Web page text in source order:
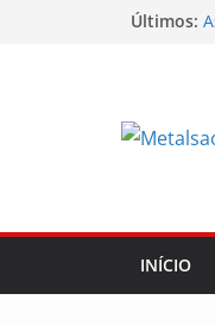
Últimos:
INÍCIO